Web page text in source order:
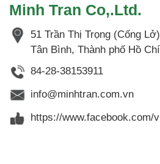
Minh Tran Co,.Ltd.
51 Trần Thị Trọng (Cống
Tân Bình, Thành phố Hồ
84-28-38153911
info@minhtran.com.vn
https://www.facebook.com/